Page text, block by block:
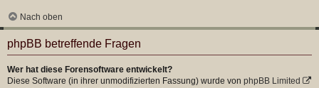
Nach oben
phpBB betreffende Fragen
Wer hat diese Forensoftware entwickelt?
Diese Software (in ihrer unmodifizierten Fassung) wurde von phpBB Limited